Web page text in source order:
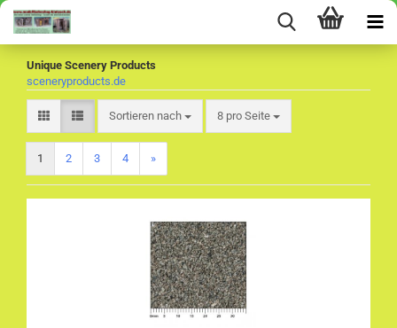
Unique Scenery Products
sceneryproducts.de
Sortieren nach
Sortieren nach 8 pro Seite
pro Seite
1 2 3 4 »